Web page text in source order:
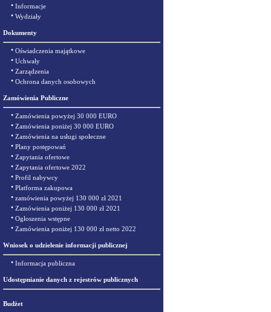
• Informacje
• Wydziały
Dokumenty
• Oświadczenia majątkowe
• Uchwały
• Zarządzenia
• Ochrona danych osobowych
Zamówienia Publiczne
• Zamówienia powyżej 30 000 EURO
• Zamówienia poniżej 30 000 EURO
• Zamówienia na usługi społeczne
• Plany postępowań
• Zapytania ofertowe
• Zapytania ofertowe 2022
• Profil nabywcy
• Platforma zakupowa
• zamówienia powyżej 130 000 zł 2021
• Zamówienia poniżej 130 000 zł 2021
• Ogłoszenia wstępne
• Zamówienia poniżej 130 000 zł netto 2022
Wniosek o udzielenie informacji publicznej
• Informacja publiczna
Udostępnianie danych z rejestrów publicznych
Budżet